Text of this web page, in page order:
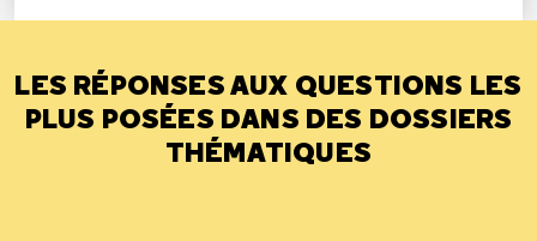
LES RÉPONSES AUX QUESTIONS LES
PLUS POSÉES DANS DES DOSSIERS
THÉMATIQUES